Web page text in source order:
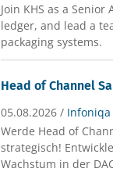
Join KHS as a
ledger, and lead a
packaging systems.
Head of Channel
05.08.2026 / Infoniqa
Werde Head of
strategisch!
Wachstum in der